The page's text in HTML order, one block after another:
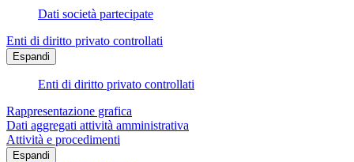
Dati società partecipate
Enti di diritto privato controllati
Espandi
Enti di diritto privato controllati
Rappresentazione grafica
Dati aggregati attività amministrativa
Attività e procedimenti
Espandi